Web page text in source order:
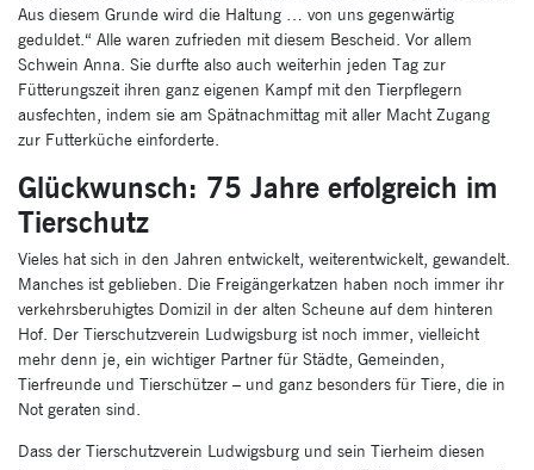
Aus diesem Grunde wird die Haltung … von uns gegenwärtig
geduldet.“ Alle waren zufrieden mit diesem Bescheid. Vor allem
Schwein Anna. Sie durfte also auch weiterhin jeden Tag zur
Fütterungszeit ihren ganz eigenen Kampf mit den Tierpflegern
ausfechten, indem sie am Spätnachmittag mit aller Macht Zugang
zur Futterküche einforderte.
Glückwunsch: 75 Jahre erfolgreich im
Tierschutz
Vieles hat sich in den Jahren entwickelt, weiterentwickelt, gewandelt.
Manches ist geblieben. Die Freigängerkatzen haben noch immer ihr
verkehrsberuhigtes Domizil in der alten Scheune auf dem hinteren
Hof. Der Tierschutzverein Ludwigsburg ist noch immer, vielleicht
mehr denn je, ein wichtiger Partner für Städte, Gemeinden,
Tierfreunde und Tierschützer – und ganz besonders für Tiere, die in
Not geraten sind.
Dass der Tierschutzverein Ludwigsburg und sein Tierheim diesen